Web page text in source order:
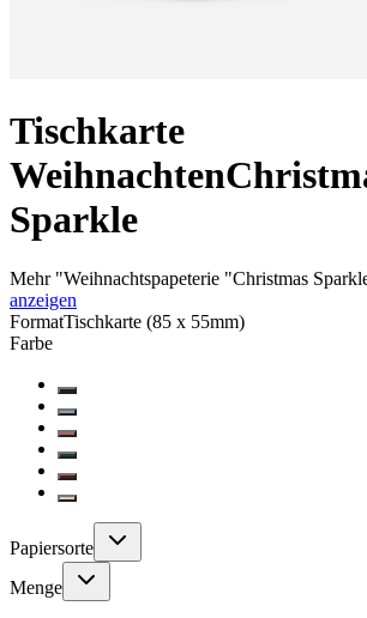
Tischkarte
Weihnachten
Sparkle
Mehr"Weihnachtspapeterie "Christmas
anzeigen
FormatTischkarte (85 x 55mm)
Farbe
Papiersorte
Menge